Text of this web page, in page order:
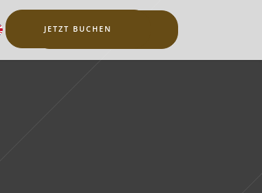
JETZT BUCHEN
JETZT BUCHEN